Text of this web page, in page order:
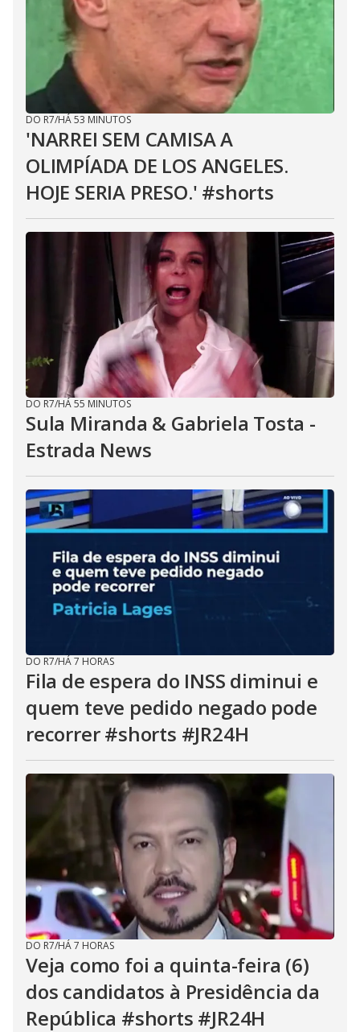
DO R7/HÁ 53 MINUTOS
'NARREI SEM CAMISA A
OLIMPÍADA DE LOS ANGELES.
HOJE SERIA PRESO.' #shorts
DO R7/HÁ 55 MINUTOS
Sula Miranda & Gabriela Tosta -
Estrada News
DO R7/HÁ 7 HORAS
Fila de espera do INSS diminui e
quem teve pedido negado pode
recorrer #shorts #JR24H
DO R7/HÁ 7 HORAS
Veja como foi a quinta-feira (6)
dos candidatos à Presidência da
República #shorts #JR24H